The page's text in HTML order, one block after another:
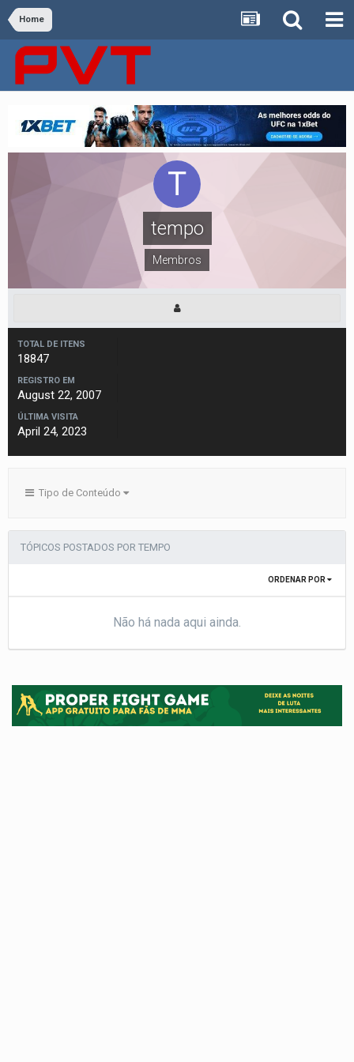
Home
tempo
Membros
TOTAL DE ITENS
18847
REGISTRO EM
August 22, 2007
ÚLTIMA VISITA
April 24, 2023
Tipo de Conteúdo
TÓPICOS POSTADOS POR TEMPO
ORDENAR POR
Não há nada aqui ainda.